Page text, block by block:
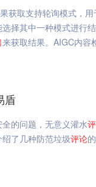
获取支持轮询模式，
择其中一种模式进行
来获取结果。AIGC内容
盾
的问题，无意义灌水
了几种防范垃圾评论